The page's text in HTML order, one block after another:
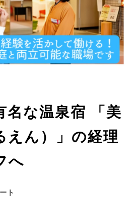
名な温泉宿 「美
えん）」の経理
へ
ト